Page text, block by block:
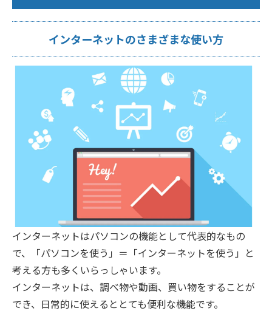
インターネットのさまざまな使い方
インターネットはパソコンの機能として代表的なもの
で、「パソコンを使う」＝「インターネットを使う」と
考える方も多くいらっしゃいます。
インターネットは、調べ物や動画、買い物をすることが
でき、日常的に使えるととても便利な機能です。